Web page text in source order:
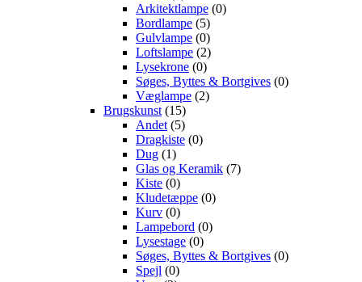
Arkitektlampe (0)
Bordlampe (5)
Gulvlampe (0)
Loftslampe (2)
Lysekrone (0)
Søges, Byttes & Bortgives (0)
Væglampe (2)
Brugskunst (15)
Andet (5)
Dragkiste (0)
Dug (1)
Glas og Keramik (7)
Kiste (0)
Kludetæppe (0)
Kurv (0)
Lampebord (0)
Lysestage (0)
Søges, Byttes & Bortgives (0)
Spejl (0)